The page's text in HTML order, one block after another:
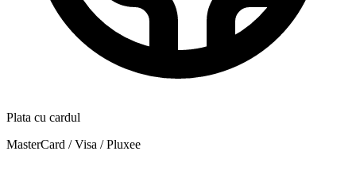
Plata cu cardul
MasterCard / Visa / Pluxee